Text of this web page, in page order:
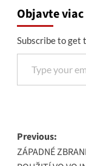
Objavte
Subscribe to get
Type your email…
Post
Previous:
ZÁPADNÉ